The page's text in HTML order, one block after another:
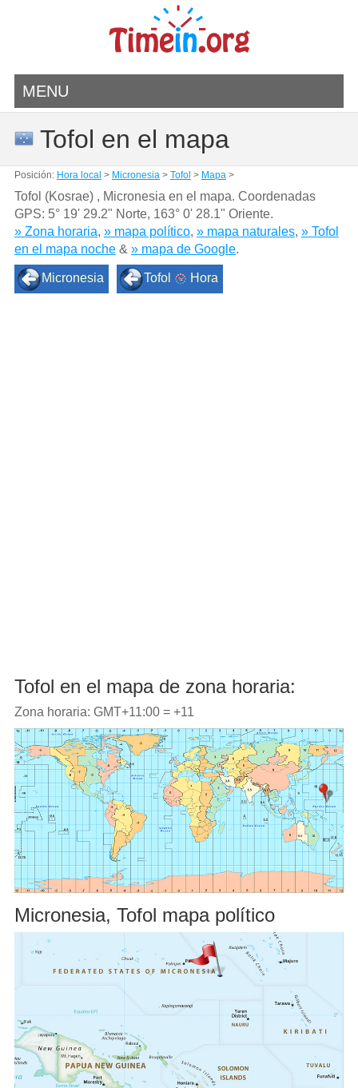
MENU
Tofol en el mapa
Posición: Hora local > Micronesia> Tofol > Mapa>
Tofol (Kosrae) , Micronesia en el mapa. Coordenadas
GPS: 5° 19' 29.2" Norte, 163° 0' 28.1" Oriente.
» Zona horaria, » mapa político, » mapa naturales, » Tofol
en el mapa noche& » mapa de Google.
Micronesia Tofol Hora
Tofol en el mapa de zona horaria:
Zona horaria: GMT+11:00 = +11
Micronesia, Tofol mapa político